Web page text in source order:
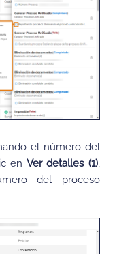
el número del
enVer detalles (1),
del proceso